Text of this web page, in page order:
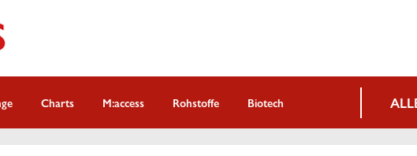
Charts M:access Rohstoffe Biotech